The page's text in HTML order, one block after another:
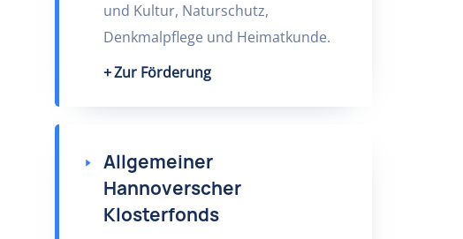
und Kultur, Naturschutz,
Denkmalpflege und Heimatkunde.
Zur Förderung
Allgemeiner
Hannoverscher
Klosterfonds